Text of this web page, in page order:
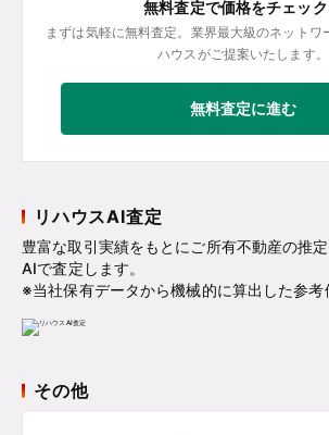
無料査定で価格をチェック
まずは気軽に無料査定。業界最大級のネットワ
ハウスがご提案いたします。
無料査定に進む
リハウスAI査定
豊富な取引実績をもとにご所有不動産の推
AIで査定します。
※当社保有データから機械的に算出した参考
その他